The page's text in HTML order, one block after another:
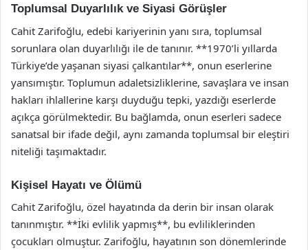
Toplumsal Duyarlılık ve Siyasi Görüşler
Cahit Zarifoğlu, edebi kariyerinin yanı sıra, toplumsal
sorunlara olan duyarlılığı ile de tanınır. **1970’li yıllarda
Türkiye’de yaşanan siyasi çalkantılar**, onun eserlerine
yansımıştır. Toplumun adaletsizliklerine, savaşlara ve insan
hakları ihlallerine karşı duyduğu tepki, yazdığı eserlerde
açıkça görülmektedir. Bu bağlamda, onun eserleri sadece
sanatsal bir ifade değil, aynı zamanda toplumsal bir eleştiri
niteliği taşımaktadır.
Kişisel Hayatı ve Ölümü
Cahit Zarifoğlu, özel hayatında da derin bir insan olarak
tanınmıştır. **İki evlilik yapmış**, bu evliliklerinden
çocukları olmuştur. Zarifoğlu, hayatının son dönemlerinde